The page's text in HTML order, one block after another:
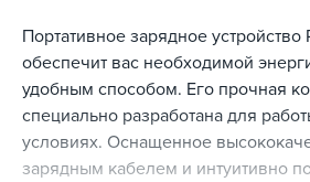
Портативное зарядное устройство
обеспечит вас необходимой
удобным способом. Его прочная
специально разработана для
условиях. Оснащенное
зарядным кабелем и интуитивно